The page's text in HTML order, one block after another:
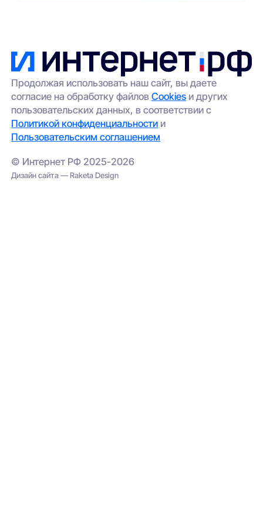
Продолжая использовать наш сайт, вы даете
согласие на обработку файловCookies и других
пользовательских данных, в соответствии с
Политикой конфиденциальности и
Пользовательским соглашением
© Интернет РФ 2025-2026
Дизайн сайта — Raketa Design